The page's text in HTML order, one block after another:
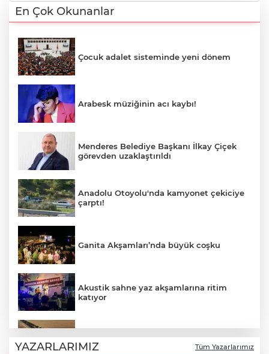
En Çok Okunanlar
Çocuk adalet sisteminde yeni dönem
Arabesk müziğinin acı kaybı!
Menderes Belediye Başkanı İlkay Çiçek
görevden uzaklaştırıldı
Anadolu Otoyolu'nda kamyonet çekiciye
çarptı!
Ganita Akşamları’nda büyük coşku
Akustik sahne yaz akşamlarına ritim
katıyor
Kırsal yollara neşter
YAZARLARIMIZ Tüm Yazarlarımız